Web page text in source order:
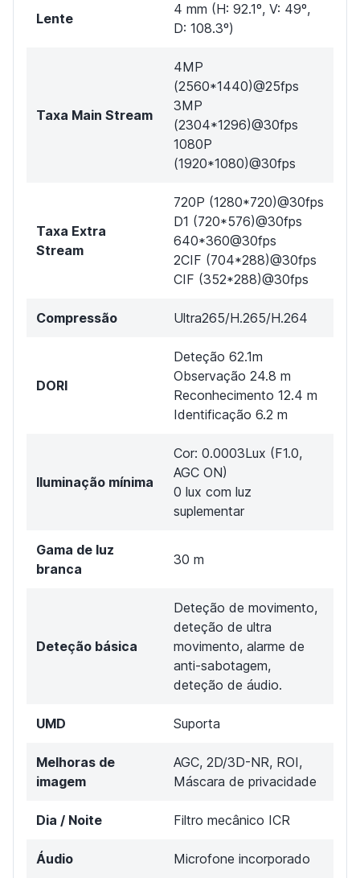
Lente
4 mm (H: 92.1º, V: 49º,
D: 108.3º)
Taxa Main Stream
4MP
(2560*1440)@25fps
3MP
(2304*1296)@30fps
1080P
(1920*1080)@30fps
Taxa Extra
Stream
720P (1280*720)@30fps
D1 (720*576)@30fps
640*360@30fps
2CIF (704*288)@30fps
CIF (352*288)@30fps
Compressão Ultra265/H.265/H.264
DORI
Deteção 62.1m
Observação 24.8 m
Reconhecimento 12.4 m
Identificação 6.2 m
Iluminação mínima
Cor: 0.0003Lux (F1.0,
AGC ON)
0 lux com luz
suplementar
Gama de luz
branca
30 m
Deteção básica
Deteção de movimento,
deteção de ultra
movimento, alarme de
anti-sabotagem,
deteção de áudio.
UMD Suporta
Melhoras de
imagem
AGC, 2D/3D-NR, ROI,
Máscara de privacidade
Dia / Noite Filtro mecânico ICR
Áudio Microfone incorporado